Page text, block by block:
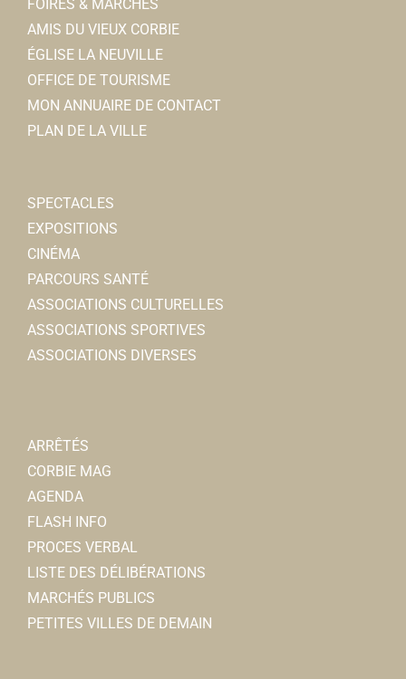
FOIRES & MARCHÉS
AMIS DU VIEUX CORBIE
ÉGLISE LA NEUVILLE
OFFICE DE TOURISME
MON ANNUAIRE DE CONTACT
PLAN DE LA VILLE
SPECTACLES
EXPOSITIONS
CINÉMA
PARCOURS SANTÉ
ASSOCIATIONS CULTURELLES
ASSOCIATIONS SPORTIVES
ASSOCIATIONS DIVERSES
ARRÊTÉS
CORBIE MAG
AGENDA
FLASH INFO
PROCES VERBAL
LISTE DES DÉLIBÉRATIONS
MARCHÉS PUBLICS
PETITES VILLES DE DEMAIN